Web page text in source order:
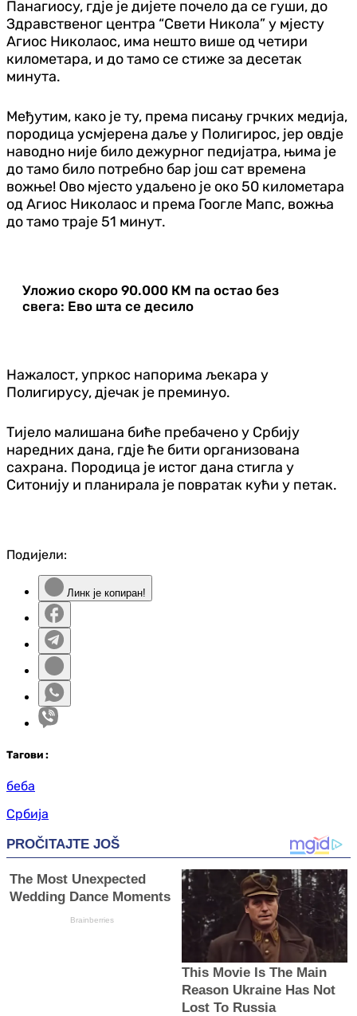
Панагиосу, гдје је дијете почело да се гуши, до
Здравственог центра “Свети Никола” у мјесту
Агиос Николаос, има нешто више од четири
километара, и до тамо се стиже за десетак
минута.
Међутим, како је ту, према писању грчких медија,
породица усмјерена даље у Полигирос, јер овдје
наводно није било дежурног педијатра, њима је
до тамо било потребно бар још сат времена
вожње! Ово мјесто удаљено је око 50 километара
од Агиос Николаос и према Гоогле Мапс, вожња
до тамо траје 51 минут.
Уложио скоро 90.000 КМ па остао без
свега: Ево шта се десило
Нажалост, упркос напорима љекара у
Полигирусу, дјечак је преминуо.
Тијело малишана биће пребачено у Србију
наредних дана, гдје ће бити организована
сахрана. Породица је истог дана стигла у
Ситонију и планирала је повратак кући у петак.
Подијели:
Линк је копиран!
Тагови :
беба
Србија